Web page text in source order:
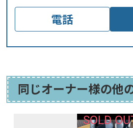
電話
同じオーナー様の他
SOLD